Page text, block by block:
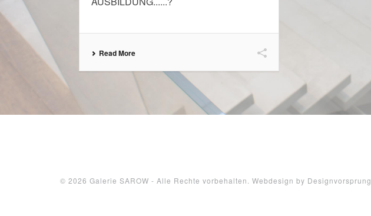
Read More
© 2026 Galerie SAROW - Alle Rechte vorbehalten. Webdesign by Designvorsprung